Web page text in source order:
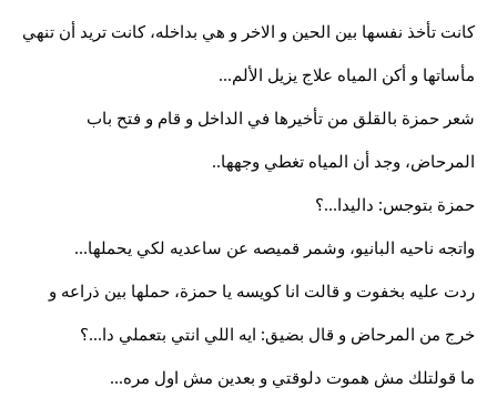
كانت تأخذ نفسها بين الحين و الاخر و هي بداخله، كانت تريد أن تنهي
مأساتها و أكن المياه علاج يزيل الألم...
شعر حمزة بالقلق من تأخيرها في الداخل و قام و فتح باب
المرحاض، وجد أن المياه تغطي وجهها..
حمزة بتوجس: داليدا...؟
واتجه ناحيه البانيو، وشمر قميصه عن ساعديه لكي يحملها...
ردت عليه بخفوت و قالت انا كويسه يا حمزة، حملها بين ذراعه و
خرج من المرحاض و قال بضيق: ايه اللي انتي بتعملي دا...؟
ما قولتلك مش هموت دلوقتي و بعدين مش اول مره...